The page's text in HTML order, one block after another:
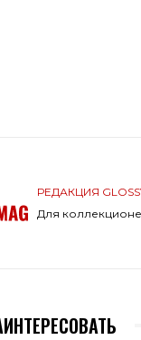
РЕДАКЦИЯ
Для